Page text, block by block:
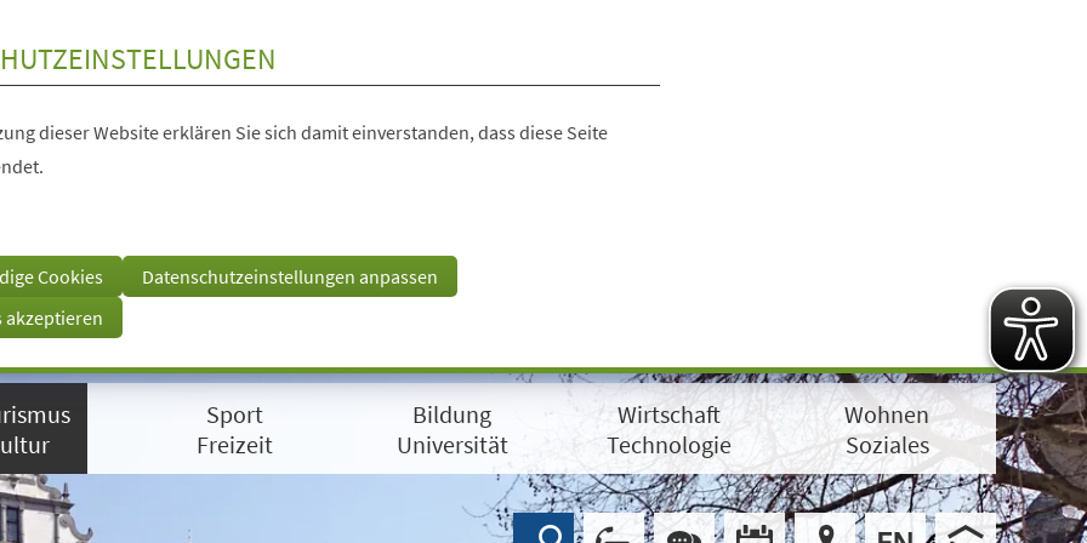
dieser Website erklären Sie sich damit einverstanden, dass diese Seite
Cookies
Datenschutzeinstellungen anpassen
akzeptieren
Sport
Freizeit
Bildung
Universität
Wirtschaft
Technologie
Wohnen
Soziales